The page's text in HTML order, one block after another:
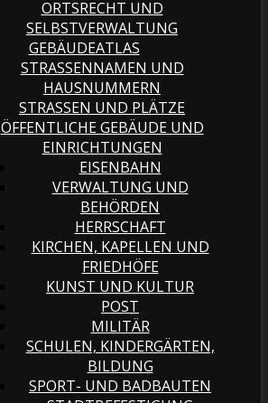
ORTSRECHT UND
SELBSTVERWALTUNG
GEBÄUDEATLAS
STRASSENNAMEN UND H
AUSNUMMERN
STRASSEN UND PLÄTZE
ÖFFENTLICHE GEBÄUDE UND
EINRICHTUNGEN
EISENBAHN
VERWALTUNG UND
BEHÖRDEN
HERRSCHAFT
KIRCHEN, KAPELLEN UND
FRIEDHÖFE
KUNST UND KULTUR
POST
MILITÄR
SCHULEN, KINDERGÄRTEN,
BILDUNG
SPORT- UND BADBAUTEN